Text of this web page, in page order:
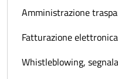
Amministrazione
Fatturazione elettronica
Whistleblowing,